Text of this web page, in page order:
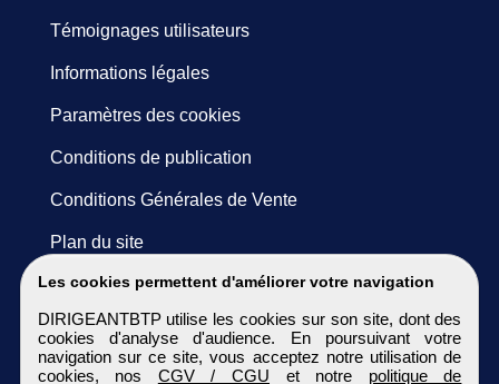
Les cookies permettent d'améliorer votre navigation
DIRIGEANTBTP utilise les cookies sur son site, dont des
cookies d'analyse d'audience. En poursuivant votre
navigation sur ce site, vous acceptez notre utilisation de
cookies, nos CGV / CGU et notre politique de
Témoignages utilisateurs
Informations légales
Paramètres des cookies
Conditions de publication
Conditions Générales de Vente
Plan du site